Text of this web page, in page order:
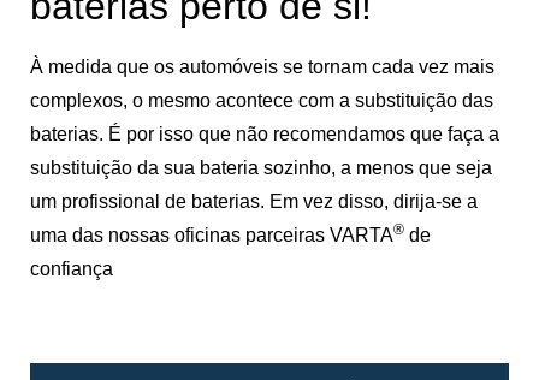
À medida que os automóveis se tornam cada vez mais
complexos, o mesmo acontece com a substituição das
baterias. É por isso que não recomendamos que faça a
substituição da sua bateria sozinho, a menos que seja
um profissional de baterias. Em vez disso, dirija-se a
uma das nossas oficinas parceiras VARTA® de
confiança